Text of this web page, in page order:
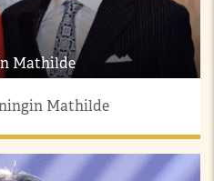
Mathilde
Mathilde